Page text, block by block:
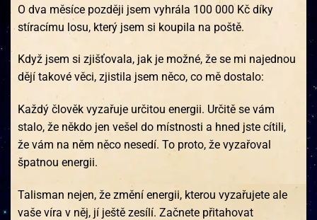
O dva měsíce později jsem vyhrála 100 000 Kč díky
stíracímu losu, který jsem si koupila na poště.
Když jsem si zjišťovala, jak je možné, že se mi najednou
dějí takové věci, zjistila jsem něco, co mě dostalo:
Každý člověk vyzařuje určitou energii. Určitě se vám
stalo, že někdo jen vešel do místnosti a hned jste cítili,
že vám na něm něco nesedí. To proto, že vyzařoval
špatnou energii.
Talisman nejen, že změní energii, kterou vyzařujete ale
vaše víra v něj, jí ještě zesílí. Začnete přitahovat